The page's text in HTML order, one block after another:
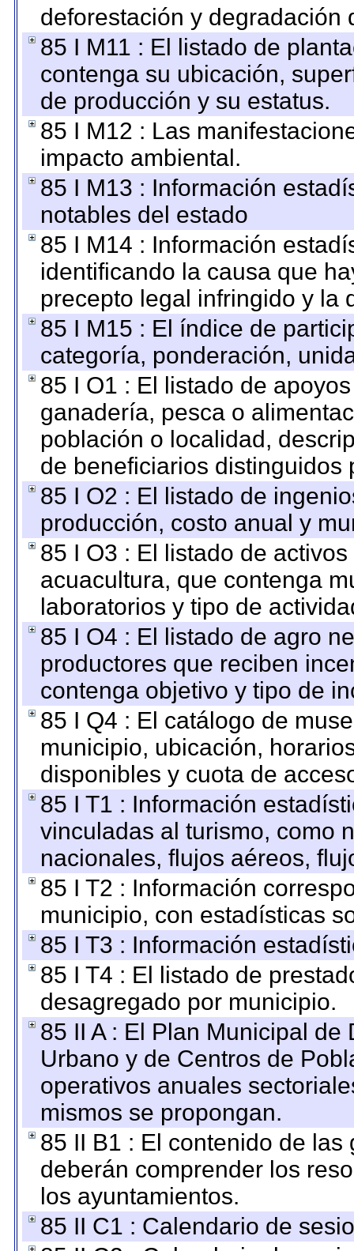
deforestación y degradación
85 I M11 : El listado de
contenga su ubicación,
de producción y su estatus.
85 I M12 : Las
impacto ambiental.
85 I M13 : Información
notables del estado
85 I M14 : Información
identificando la causa que
precepto legal infringido y la
85 I M15 : El índice de
categoría, ponderación,
85 I O1 : El listado de
ganadería, pesca o
población o localidad,
de beneficiarios distinguidos
85 I O2 : El listado de
producción, costo anual y
85 I O3 : El listado de
acuacultura, que contenga
laboratorios y tipo de
85 I O4 : El listado de agro
productores que reciben
contenga objetivo y tipo de
85 I Q4 : El catálogo de
municipio, ubicación,
disponibles y cuota de
85 I T1 : Información
vinculadas al turismo, como
nacionales, flujos aéreos,
85 I T2 : Información
municipio, con estadísticas
85 I T3 : Información
85 I T4 : El listado de
desagregado por municipio.
85 II A : El Plan Municipal
Urbano y de Centros de
operativos anuales
mismos se propongan.
85 II B1 : El contenido de
deberán comprender los
los ayuntamientos.
85 II C1 : Calendario de